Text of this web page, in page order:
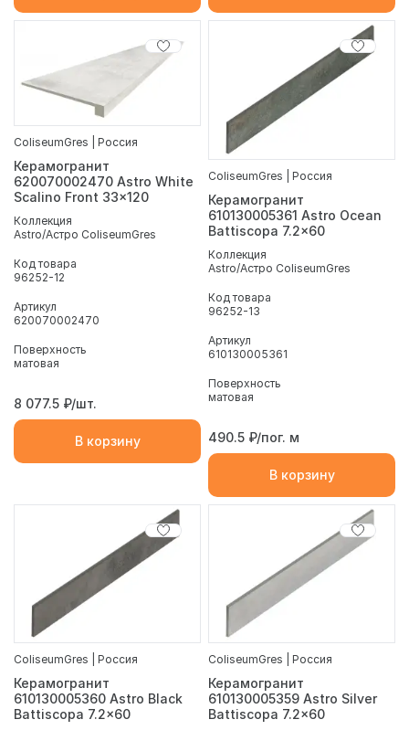
ColiseumGres | Россия
Керамогранит
620070002470 Astro White
Scalino Front 33x120
Коллекция
Astro/Астро ColiseumGres
Код товара
96252-12
Артикул
620070002470
Поверхность
матовая
8 077.5 ₽/шт.
В корзину
ColiseumGres | Россия
Керамогранит
610130005361 Astro Ocean
Battiscopa 7.2x60
Коллекция
Astro/Астро ColiseumGres
Код товара
96252-13
Артикул
610130005361
Поверхность
матовая
490.5 ₽/пог. м
В корзину
ColiseumGres | Россия
Керамогранит
610130005360 Astro Black
Battiscopa 7.2x60
ColiseumGres | Россия
Керамогранит
610130005359 Astro Silver
Battiscopa 7.2x60